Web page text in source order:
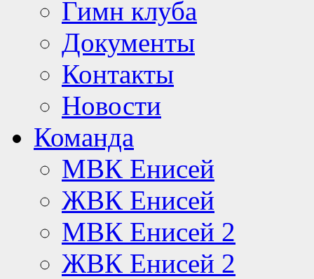
Гимн клуба
Документы
Контакты
Новости
Команда
МВК Енисей
ЖВК Енисей
МВК Енисей 2
ЖВК Енисей 2